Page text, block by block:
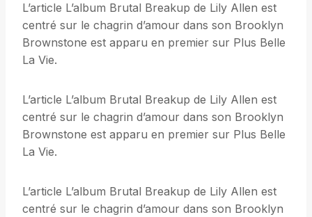
L’article L’album Brutal Breakup de Lily Allen est
centré sur le chagrin d’amour dans son Brooklyn
Brownstone est apparu en premier sur Plus Belle
La Vie.
L’article L’album Brutal Breakup de Lily Allen est
centré sur le chagrin d’amour dans son Brooklyn
Brownstone est apparu en premier sur Plus Belle
La Vie.
L’article L’album Brutal Breakup de Lily Allen est
centré sur le chagrin d’amour dans son Brooklyn